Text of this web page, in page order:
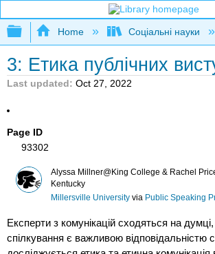
Expand/collapse global
Home Соціальні науки
3: Етика публічних
Last updated Oct 27, 2022
Page ID
93302
Alyssa Millner@King College & Rachel
Kentucky
Millersville Universityvia Public Speaking
Експерти з комунікацій сходяться на
спілкування є важливою відповідальністю